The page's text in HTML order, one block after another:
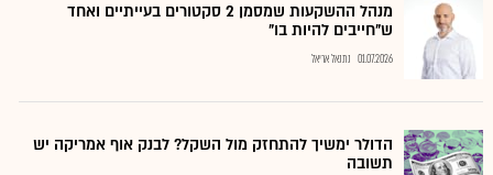
מנהל ההשקעות שמסמן 2 סקטורים בעייתיים ואחד
ש"חייבים להיות בו"
01.07.2026 נתנאל אריאל
הדולר ימשיך להתחזק מול השקל? לבנק אוף אמריקה יש
תשובה